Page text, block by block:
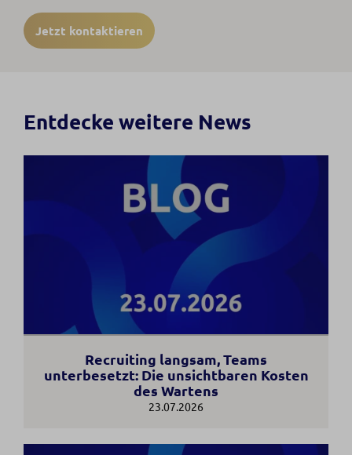
Jetzt kontaktieren
Entdecke weitere News
Recruiting langsam, Teams
unterbesetzt: Die unsichtbaren Kosten
des Wartens
23.07.2026